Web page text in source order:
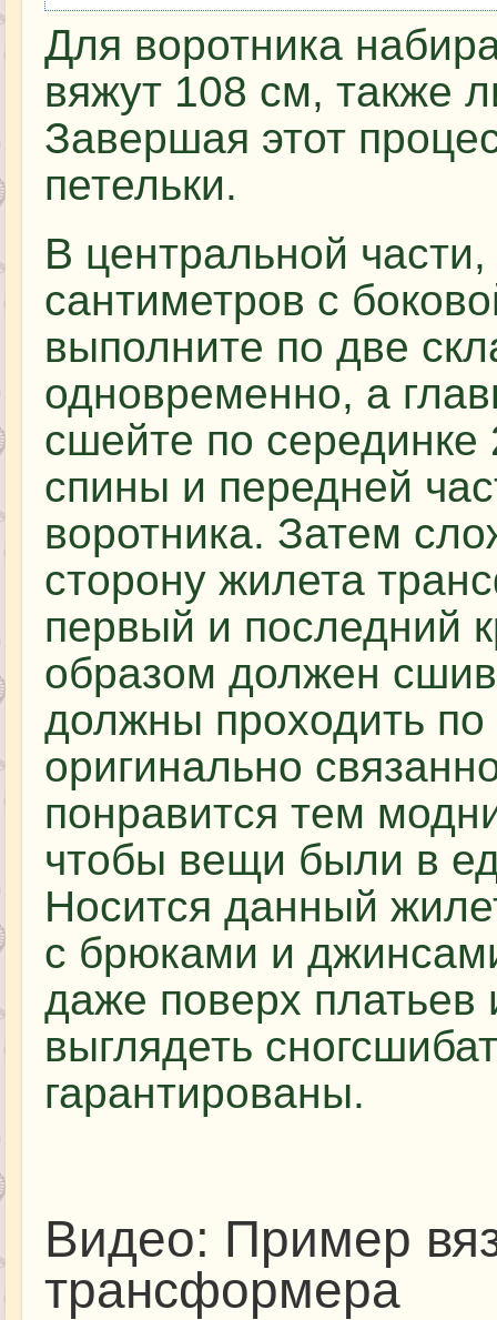
Для воротника
вяжут 108 см, также
Завершая этот
петельки.
В центральной части,
сантиметров с
выполните по две
одновременно, а
сшейте по
спины и передней
воротника. Затем
сторону жилета
первый и последний
образом должен
должны проходить
оригинально
понравится тем
чтобы вещи были в
Носится данный
с брюками и
даже поверх
выглядеть
гарантированы.
Видео: Пример
трансформера